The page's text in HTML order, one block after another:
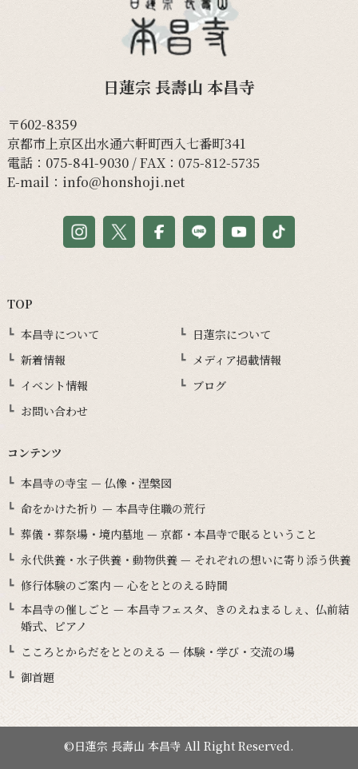
日蓮宗 長壽山 本昌寺
〒602-8359
京都市上京区出水通六軒町西入七番町341
電話： 075-841-9030/ FAX：075-812-5735
E-mail： info@honshoji.net
TOP
本昌寺について
日蓮宗について
新着情報
メディア掲載情報
イベント情報
ブログ
お問い合わせ
コンテンツ
本昌寺の寺宝 — 仏像・涅槃図
命をかけた祈り — 本昌寺住職の荒行
葬儀・葬祭場・境内墓地 — 京都・本昌寺で眠るということ
永代供養・水子供養・動物供養 — それぞれの想いに寄り添う供養
修行体験のご案内 — 心をととのえる時間
本昌寺の催しごと — 本昌寺フェスタ、きのえねまるしぇ、仏前結
婚式、ピアノ
こころとからだをととのえる — 体験・学び・交流の場
御首題
©日蓮宗 長壽山 本昌寺 All Right Reserved.